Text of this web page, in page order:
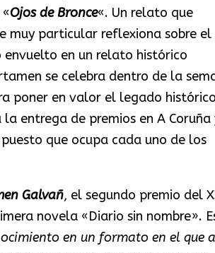
Ojos de Bronce«. Un relato que
muy particular reflexiona sobre el
en un relato histórico
se celebra dentro de la
poner en valor el legado
entrega de premios en A Coruña
que ocupa cada uno de los
Galvañ, el segundo premio del
novela «Diario sin nombre».
en un formato en el que